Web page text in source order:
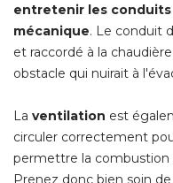
entretenir les conduits
mécanique. Le conduit
et raccordé à la
obstacle qui nuirait à
La ventilation est
circuler correctement
permettre la combustion
Prenez donc bien soin de